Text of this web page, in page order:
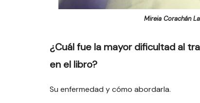
Mireia Corachán
¿Cuál fue la mayor dificultad al
en el libro?
Su enfermedad y cómo abordarla.